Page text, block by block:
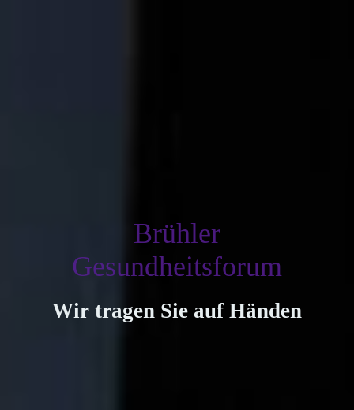
Brühler
Gesundheitsforum
Wir tragen Sie auf Händen